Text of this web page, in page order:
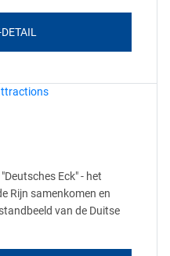
Eck" - het
Rijn samenkomen en
van de Duitse